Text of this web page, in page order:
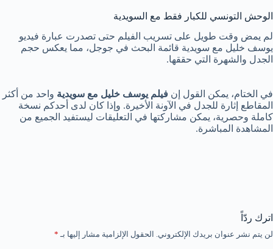
الوحش التونسي للكبار فقط مع السويدية
لم يمض وقت طويل على تسريب الفيلم حتى تصدرت عبارة فيديو
يوسف خليل مع سويدية قائمة البحث في جوجل، مما يعكس حجم
الجدل والشهرة التي حققها.
في الختام، يمكن القول إن فيلم يوسف خليل مع سويدية واحد من أكثر
المقاطع إثارة للجدل في الآونة الأخيرة. وإذا كان لدى أحدكم نسخة
كاملة وحصرية، يمكن مشاركتها في التعليقات ليستفيد الجميع من
المشاهدة المباشرة.
اترك ردّاً
لن يتم نشر عنوان بريدك الإلكتروني. الحقول الإلزامية مشار إليها بـ *